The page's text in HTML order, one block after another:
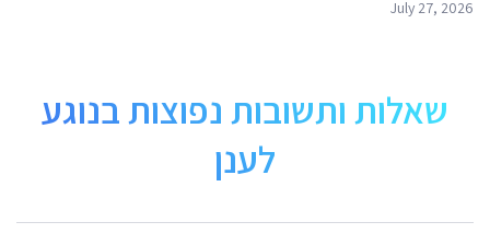
July 27, 2026
שאלות ותשובות נפוצות בנוגע
לענן